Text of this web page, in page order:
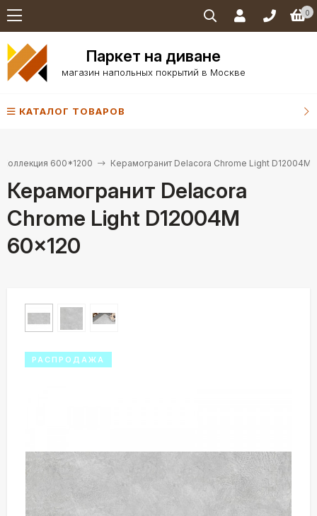
0
Паркет на диване
магазин напольных покрытий в Москве
КАТАЛОГ ТОВАРОВ
Коллекция 600*1200 Керамогранит Delacora Chrome Light D12004M
Керамогранит Delacora
Chrome Light D12004M
60x120
РАСПРОДАЖА